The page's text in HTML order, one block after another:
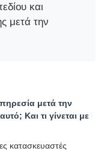
και
μετά την
μετά την
Και τι γίνεται με
κατασκευαστές